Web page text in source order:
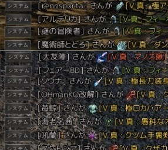
スポンサーリン